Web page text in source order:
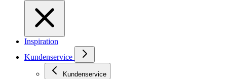
Inspiration
Kundenservice
Kundenservice